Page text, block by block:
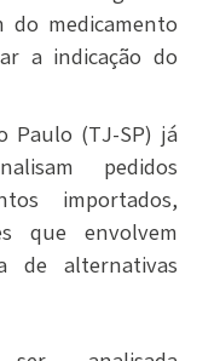
do medicamento
a indicação do
Paulo (TJ-SP) já
pedidos
importados,
que envolvem
de alternativas